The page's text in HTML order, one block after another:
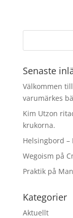
Senaste
Välkommen
varumärkes
Kim Utzon
krukorna.
Helsingbord
Wegoism på
Praktik på
Kategorier
Aktuellt